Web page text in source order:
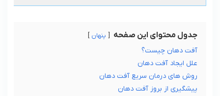
جدول محتوای این صفحه پنهان
آفت دهان چیست؟
علل ایجاد آفت دهان
روش های درمان سریع آفت دهان
پیشگیری از بروز آفت دهان